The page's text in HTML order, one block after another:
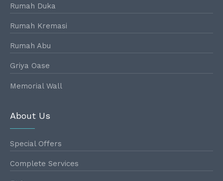
Rumah Duka
Rumah Kremasi
Rumah Abu
Griya Oase
Memorial Wall
About Us
Special Offers
Complete Services